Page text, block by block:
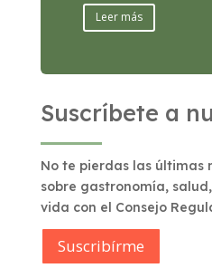
Leer más
Suscríbete a
No te pierdas las últimas
sobre gastronomía,
vida con el Consejo
Suscribírme